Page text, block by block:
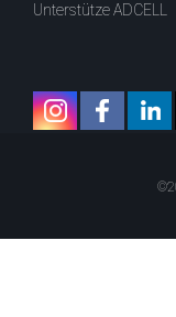
Unterstütze ADCELL